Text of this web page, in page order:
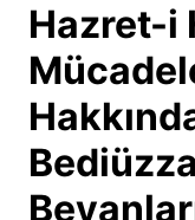
Hazret-i